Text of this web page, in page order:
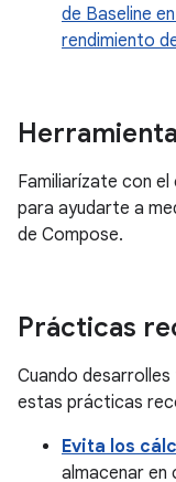
de Baseline
rendimiento
Familiarízate con
para ayudarte a
de Compose.
Prácticas
Cuando
estas prácticas
Evita los
almacenar en